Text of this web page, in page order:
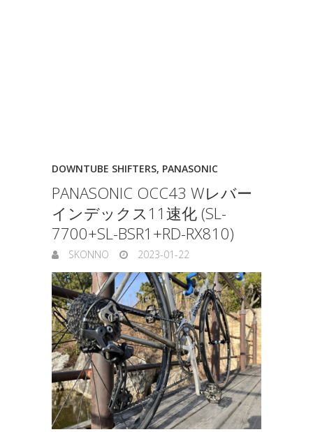
DOWNTUBE SHIFTERS, PANASONIC
PANASONIC OCC43 Wレバー
インデックス11速化 (SL-
7700+SL-BSR1+RD-RX810)
SKONNO 2023-01-22